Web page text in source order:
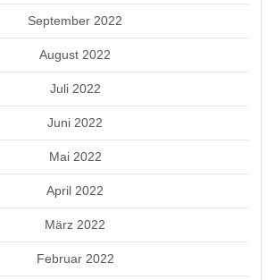
September 2022
August 2022
Juli 2022
Juni 2022
Mai 2022
April 2022
März 2022
Februar 2022